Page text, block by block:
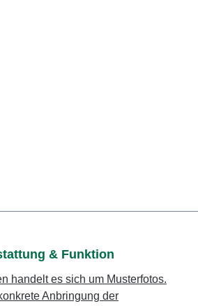
& Funktion
handelt es sich um Musterfotos.
Anbringung der